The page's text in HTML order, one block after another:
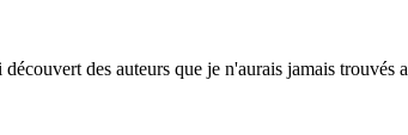
des auteurs que je n'aurais jamais trouvés